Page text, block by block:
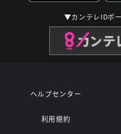
▼カンテレIDポ
ヘルプセンター
利用規約